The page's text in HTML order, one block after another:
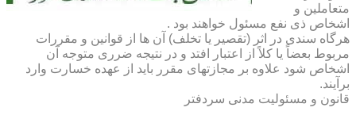
متعاملین و
اشخاص ذی نفع مسئول خواهند بود .
هرگاه سندی در اثر (تقصیر یا تخلف) آن ها از قوانین و مقررات
مربوط بعضاً یا کلاً از اعتبار افتد و در نتیجه ضرری متوجه آن
اشخاص شود علاوه بر مجازتهای مقرر باید از عهده خسارت وارد
برآیند.
قانون و مسئولیت مدنی سردفتر